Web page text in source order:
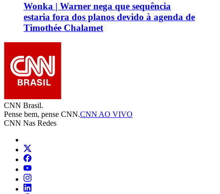
Wonka | Warner nega que sequência
estaria fora dos planos devido à agenda de
Timothée Chalamet
CNN Brasil.
Pense bem, pense CNN.CNN AO VIVO
CNN Nas Redes